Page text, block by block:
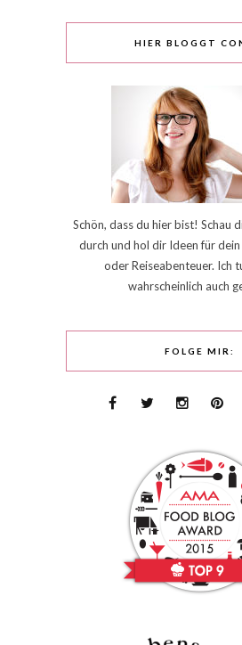
HIER BLOGGT
Schön, dass du hier bist! Schau
durch und hol dir Ideen für dein
oder Reiseabenteuer. Ich
wahrscheinlich auch
FOLGE MIR: